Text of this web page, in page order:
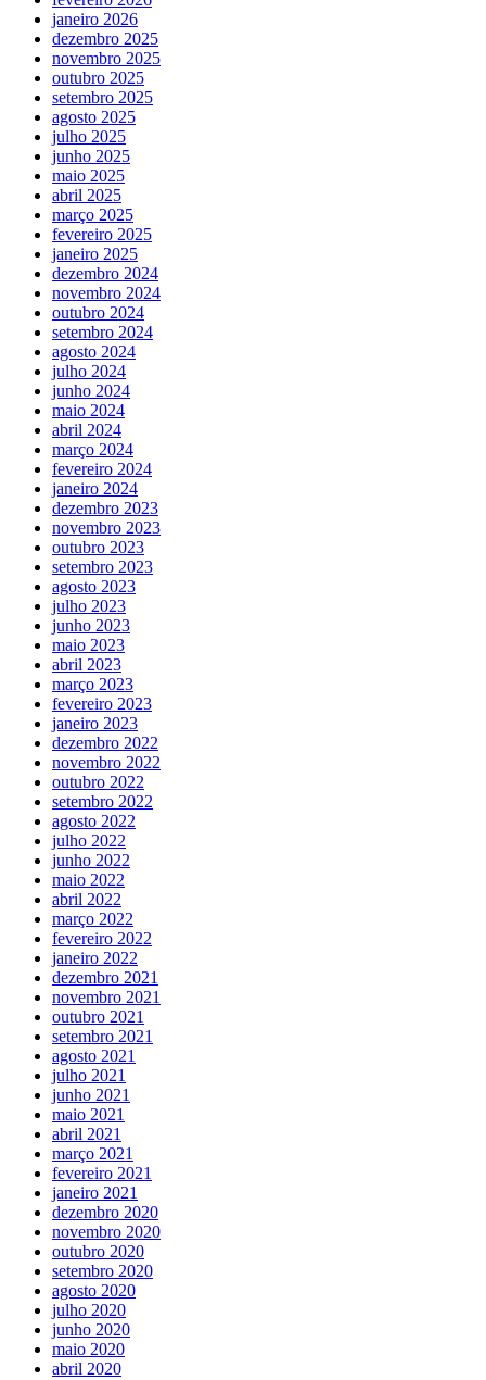
janeiro 2026
dezembro 2025
novembro 2025
outubro 2025
setembro 2025
agosto 2025
julho 2025
junho 2025
maio 2025
abril 2025
março 2025
fevereiro 2025
janeiro 2025
dezembro 2024
novembro 2024
outubro 2024
setembro 2024
agosto 2024
julho 2024
junho 2024
maio 2024
abril 2024
março 2024
fevereiro 2024
janeiro 2024
dezembro 2023
novembro 2023
outubro 2023
setembro 2023
agosto 2023
julho 2023
junho 2023
maio 2023
abril 2023
março 2023
fevereiro 2023
janeiro 2023
dezembro 2022
novembro 2022
outubro 2022
setembro 2022
agosto 2022
julho 2022
junho 2022
maio 2022
abril 2022
março 2022
fevereiro 2022
janeiro 2022
dezembro 2021
novembro 2021
outubro 2021
setembro 2021
agosto 2021
julho 2021
junho 2021
maio 2021
abril 2021
março 2021
fevereiro 2021
janeiro 2021
dezembro 2020
novembro 2020
outubro 2020
setembro 2020
agosto 2020
julho 2020
junho 2020
maio 2020
abril 2020